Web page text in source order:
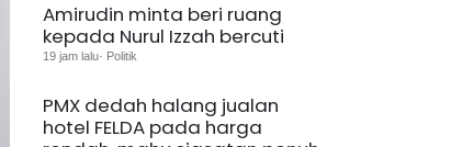
Amirudin minta beri ruang
kepada Nurul Izzah bercuti
19 jam lalu· Politik
PMX dedah halang jualan
hotel FELDA pada harga